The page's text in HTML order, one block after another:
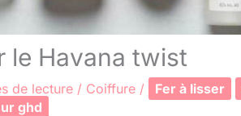
le Havana twist
de lecture / Coiffure / Fer à lisser
ghd